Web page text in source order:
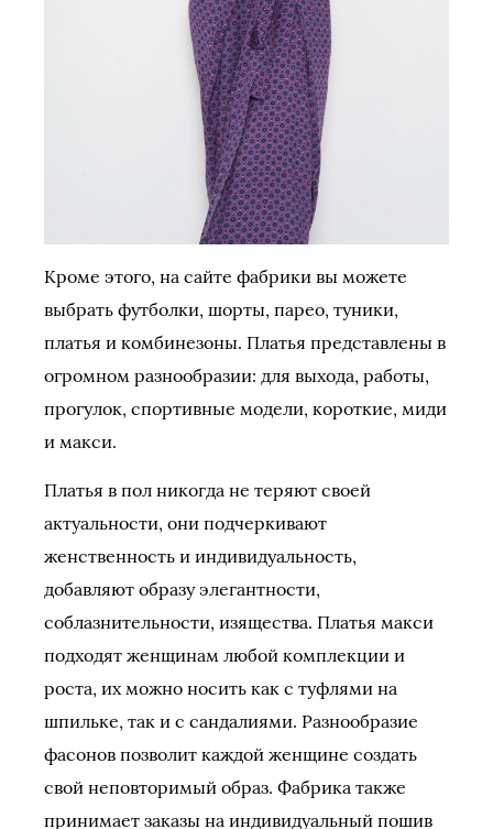
Кроме этого, на сайте фабрики вы можете
выбрать футболки, шорты, парео, туники,
платья и комбинезоны. Платья представлены в
огромном разнообразии: для выхода, работы,
прогулок, спортивные модели, короткие, миди
и макси.
Платья в пол никогда не теряют своей
актуальности, они подчеркивают
женственность и индивидуальность,
добавляют образу элегантности,
соблазнительности, изящества. Платья макси
подходят женщинам любой комплекции и
роста, их можно носить как с туфлями на
шпильке, так и с сандалиями. Разнообразие
фасонов позволит каждой женщине создать
свой неповторимый образ. Фабрика также
принимает заказы на индивидуальный пошив